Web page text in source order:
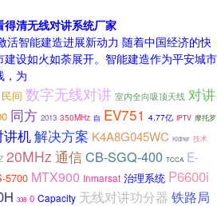
清无线对讲系统厂家
活智能建造进展新动力 随着中国经济的快
设如火如荼展开。智能建造作为平安城市
，为
民间 数字无线对讲 室内全向吸顶天线 对讲
同方 2013 350MHz 自 EV751 4.77亿 IPTV 摩托罗
讲机解决方案 K4A8G045WC Kidner 技术
20MHz 通信CB-SGQ-400 TCCA E-
5700 MTX900 Inmarsat 治理系统 P6600i
338 0 Capacity 无线对讲功分器 铁路局